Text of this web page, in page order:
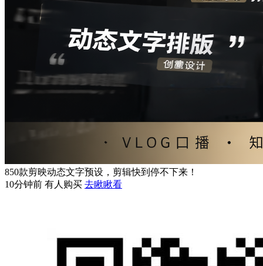
850款剪映动态文字预设，剪辑快到停不下来！
10分钟前 有人购买 去瞅瞅看